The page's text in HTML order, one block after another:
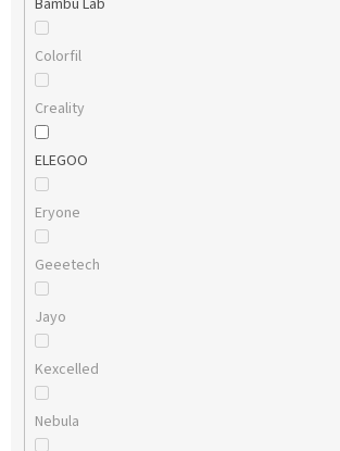
Colorfil
Creality
ELEGOO
Eryone
Geeetech
Jayo
Kexcelled
Nebula